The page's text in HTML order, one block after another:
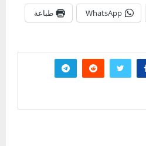
WhatsApp طباعة